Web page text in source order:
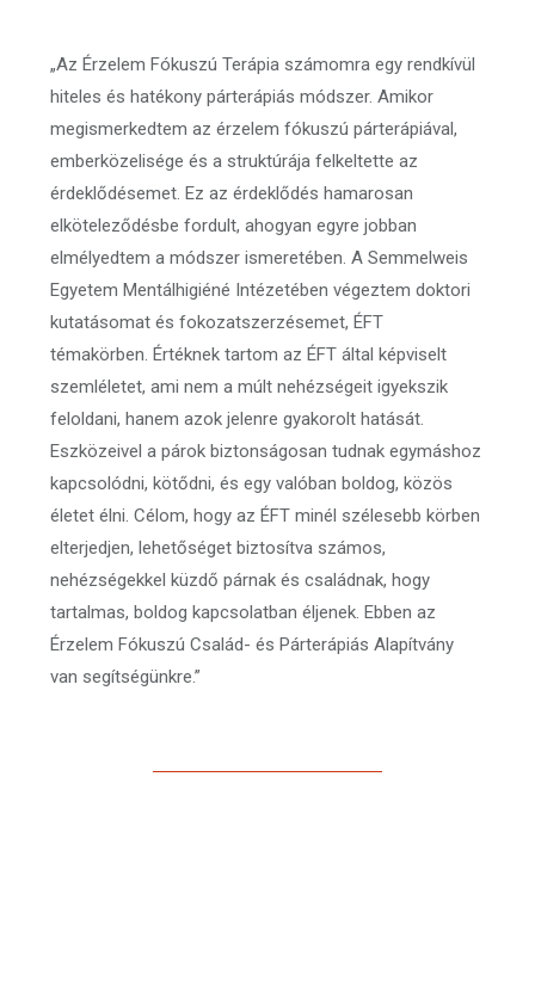
„Az Érzelem Fókuszú Terápia számomra egy rendkívül
hiteles és hatékony párterápiás módszer. Amikor
megismerkedtem az érzelem fókuszú párterápiával,
emberközelisége és a struktúrája felkeltette az
érdeklődésemet. Ez az érdeklődés hamarosan
elköteleződésbe fordult, ahogyan egyre jobban
elmélyedtem a módszer ismeretében. A Semmelweis
Egyetem Mentálhigiéné Intézetében végeztem doktori
kutatásomat és fokozatszerzésemet, ÉFT
témakörben. Értéknek tartom az ÉFT által képviselt
szemléletet, ami nem a múlt nehézségeit igyekszik
feloldani, hanem azok jelenre gyakorolt hatását.
Eszközeivel a párok biztonságosan tudnak egymáshoz
kapcsolódni, kötődni, és egy valóban boldog, közös
életet élni. Célom, hogy az ÉFT minél szélesebb körben
elterjedjen, lehetőséget biztosítva számos,
nehézségekkel küzdő párnak és családnak, hogy
tartalmas, boldog kapcsolatban éljenek. Ebben az
Érzelem Fókuszú Család- és Párterápiás Alapítvány
van segítségünkre.”